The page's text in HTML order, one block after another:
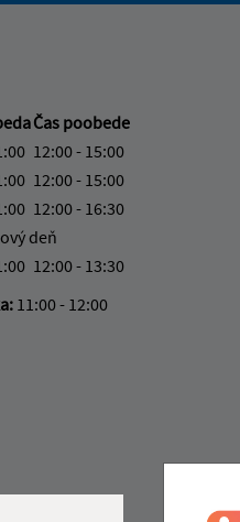
Čas poobede
12:00 - 15:00
12:00 - 15:00
12:00 - 16:30
deň
12:00 - 13:30
11:00 - 12:00